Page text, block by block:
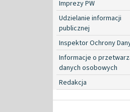
Imprezy PW
Udzielanie informacji
publicznej
Inspektor Ochrony
Informacje o
danych osobowych
Redakcja